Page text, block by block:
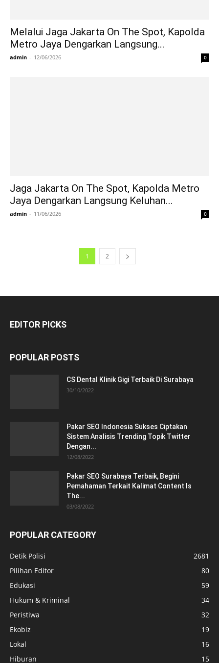
Melalui Jaga Jakarta On The Spot, Kapolda
Metro Jaya Dengarkan Langsung...
admin - 12/06/2026 0
Jaga Jakarta On The Spot, Kapolda Metro
Jaya Dengarkan Langsung Keluhan...
admin - 11/06/2026 0
1 2
EDITOR PICKS
POPULAR POSTS
CS Dental Klinik Gigi Terbaik Di Surabaya
30/10/2022
Pakar SEO Indonesia Sukses Ciptakan
Sistem Analisis Trending Topik Twitter
Dengan...
12/08/2022
Pakar SEO Surabaya Terbaik, Begini
Pemahaman Terkait Kalimat Content Is
The...
03/08/2022
POPULAR CATEGORY
Detik Polisi
2681
Pilihan Editor
80
Edukasi
59
Hukum & Kriminal
34
Peristiwa
32
Ekobiz
19
Lokal
16
Hiburan
15